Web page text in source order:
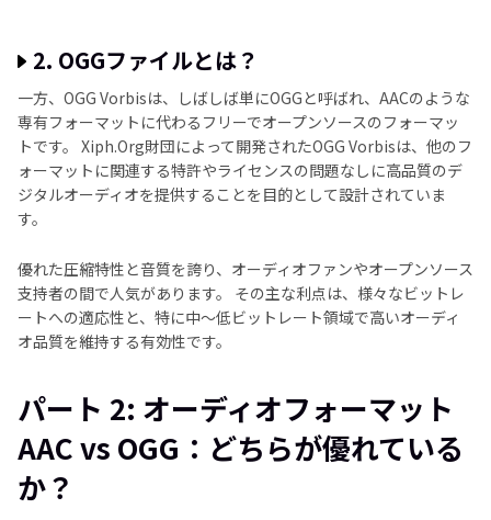
2. OGGファイルとは？
一方、OGG Vorbisは、しばしば単にOGGと呼ばれ、AACのような
専有フォーマットに代わるフリーでオープンソースのフォーマッ
トです。 Xiph.Org財団によって開発されたOGG Vorbisは、他のフ
ォーマットに関連する特許やライセンスの問題なしに高品質のデ
ジタルオーディオを提供することを目的として設計されていま
す。
優れた圧縮特性と音質を誇り、オーディオファンやオープンソース
支持者の間で人気があります。 その主な利点は、様々なビットレ
ートへの適応性と、特に中～低ビットレート領域で高いオーディ
オ品質を維持する有効性です。
パート 2: オーディオフォーマット
AAC vs OGG：どちらが優れている
か？